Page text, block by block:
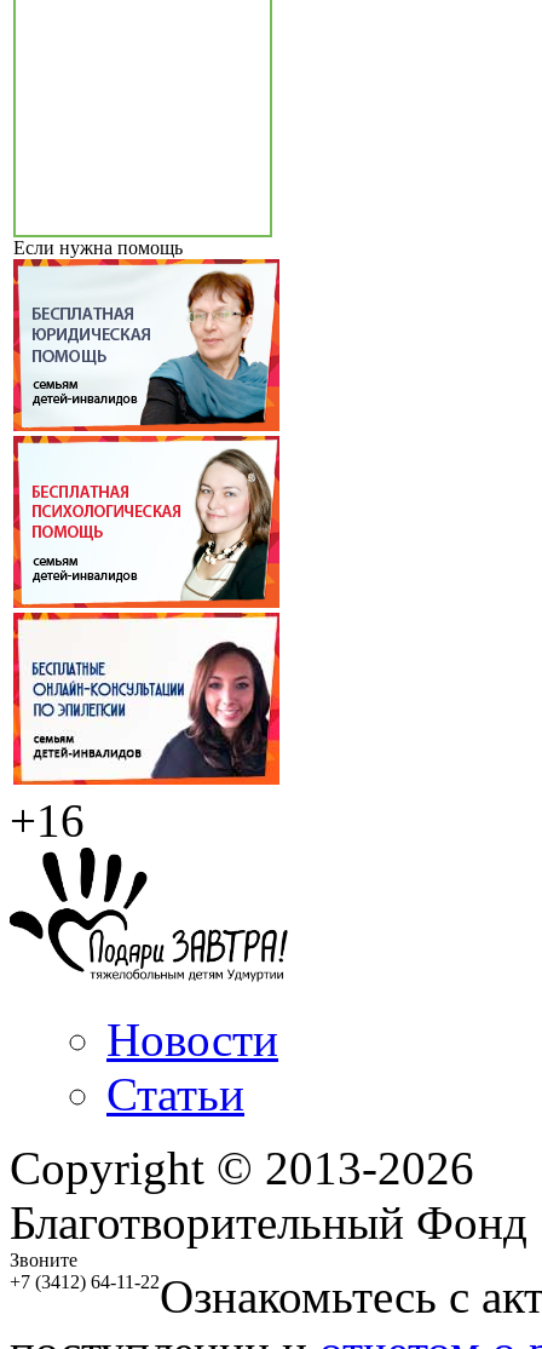
Если нужна помощь
+16
Новости
Статьи
Copyright © 2013-2026
Благотворительный
Звоните
+7 (3412) 64-11-22Ознакомьтесь с